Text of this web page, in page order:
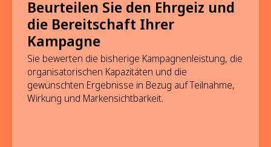
Beurteilen Sie den Ehrgeiz und
die Bereitschaft Ihrer
Kampagne
Sie bewerten die bisherige Kampagnenleistung, die
organisatorischen Kapazitäten und die
gewünschten Ergebnisse in Bezug auf Teilnahme,
Wirkung und Markensichtbarkeit.